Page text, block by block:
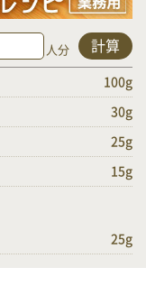
人分 計算
100g
30g
25g
15g
25g